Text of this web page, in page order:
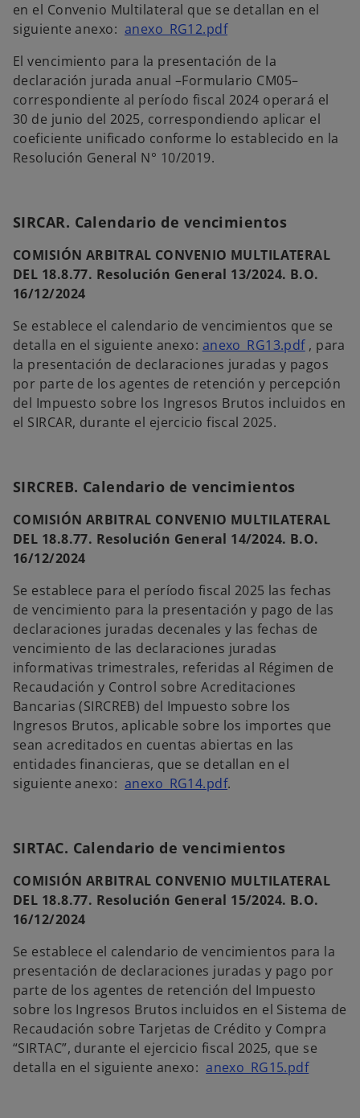
en el Convenio Multilateral que se detallan en el
siguiente anexo: anexo_RG12.pdfs
a
b
r
e
e
a
e
a
a
n
u
El vencimiento para la presentación de la
declaración jurada anual –Formulario CM05–
correspondiente al período fiscal 2024 operará el
30 de junio del 2025, correspondiendo aplicar el
coeficiente unificado conforme lo establecido en la
Resolución General N° 10/2019.
SIRCAR. Calendario de vencimientos
COMISIÓN ARBITRAL CONVENIO MULTILATERAL
DEL 18.8.77. Resolución General 13/2024. B.O.
16/12/2024
Se establece el calendario de vencimientos que se
detalla en el siguiente anexo: anexo_RG13.pdfs
e
a
b
n
a
s
t
a
a
e
, para
la presentación de declaraciones juradas y pagos
por parte de los agentes de retención y percepción
del Impuesto sobre los Ingresos Brutos incluidos en
el SIRCAR, durante el ejercicio fiscal 2025.
SIRCREB. Calendario de vencimientos
COMISIÓN ARBITRAL CONVENIO MULTILATERAL
DEL 18.8.77. Resolución General 14/2024. B.O.
16/12/2024
Se establece para el período fiscal 2025 las fechas
de vencimiento para la presentación y pago de las
declaraciones juradas decenales y las fechas de
vencimiento de las declaraciones juradas
informativas trimestrales, referidas al Régimen de
Recaudación y Control sobre Acreditaciones
Bancarias (SIRCREB) del Impuesto sobre los
Ingresos Brutos, aplicable sobre los importes que
sean acreditados en cuentas abiertas en las
entidades financieras, que se detallan en el
siguiente anexo: anexo_RG14.pdfs
e
e
n
a
p
e
s
t
a
.
SIRTAC. Calendario de vencimientos
COMISIÓN ARBITRAL CONVENIO MULTILATERAL
DEL 18.8.77. Resolución General 15/2024. B.O.
16/12/2024
Se establece el calendario de vencimientos para la
presentación de declaraciones juradas y pago por
parte de los agentes de retención del Impuesto
sobre los Ingresos Brutos incluidos en el Sistema de
Recaudación sobre Tarjetas de Crédito y Compra
“SIRTAC”, durante el ejercicio fiscal 2025, que se
detalla en el siguiente anexo:anexo_RG15.pdfs